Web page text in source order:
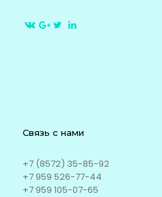
Связь с нами
+7 (8572) 35-85-92
+7 959 526-77-44
+7 959 105-07-65